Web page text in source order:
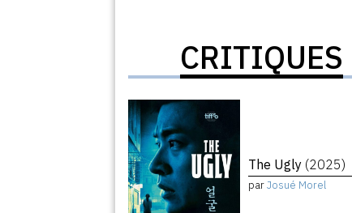
CRITIQUES
The Ugly (2025)
parJosué Morel